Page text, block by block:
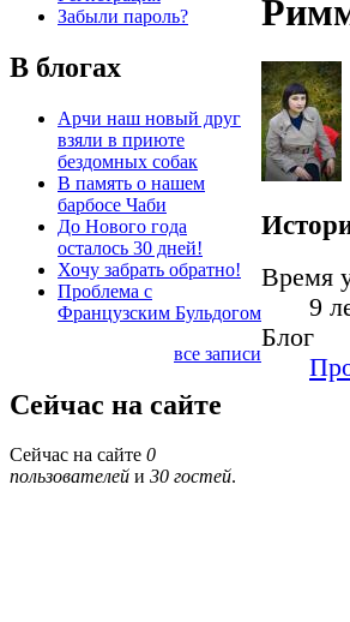
Забыли пароль?
В блогах
Арчи наш новый друг
взяли в приюте
бездомных собак
В память о нашем
барбосе Чаби
До Нового года
осталось 30 дней!
Хочу забрать обратно!
Проблема с
Французским Бульдогом
все записи
Сейчас на сайте
Сейчас на сайте 0
пользователей и 30 гостей.
Время
9
Блог